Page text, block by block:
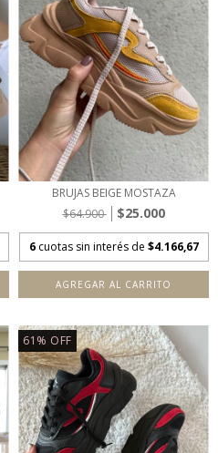
BRUJAS BEIGE MOSTAZA
$64.900
$25.000
6 cuotas sin interés de $4.166,67
AGREGAR AL CARRITO
61 % OFF